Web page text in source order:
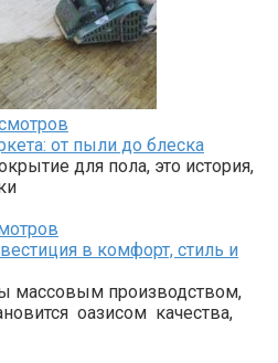
от пыли до блеска
для пола, это история,
в комфорт, стиль и
массовым производством,
оазисом качества,